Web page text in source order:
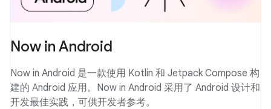
Now in Android
Now in Android 是一款使用 Kotlin 和 Jetpack Compose 构
建的 Android 应用。Now in Android 采用了 Android 设计和
开发最佳实践，可供开发者参考。